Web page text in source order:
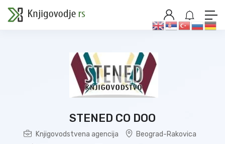
STENED CO DOO
Knjigovodstvena agencija
Beograd-Rakovica